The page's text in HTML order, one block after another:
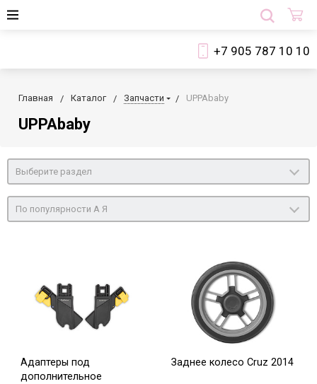
+7 905 787 10 10
Главная Каталог Запчасти UPPAbaby
UPPAbaby
Выберите раздел
По популярности А Я
Адаптеры под
дополнительное
Заднее колесо Cruz 2014